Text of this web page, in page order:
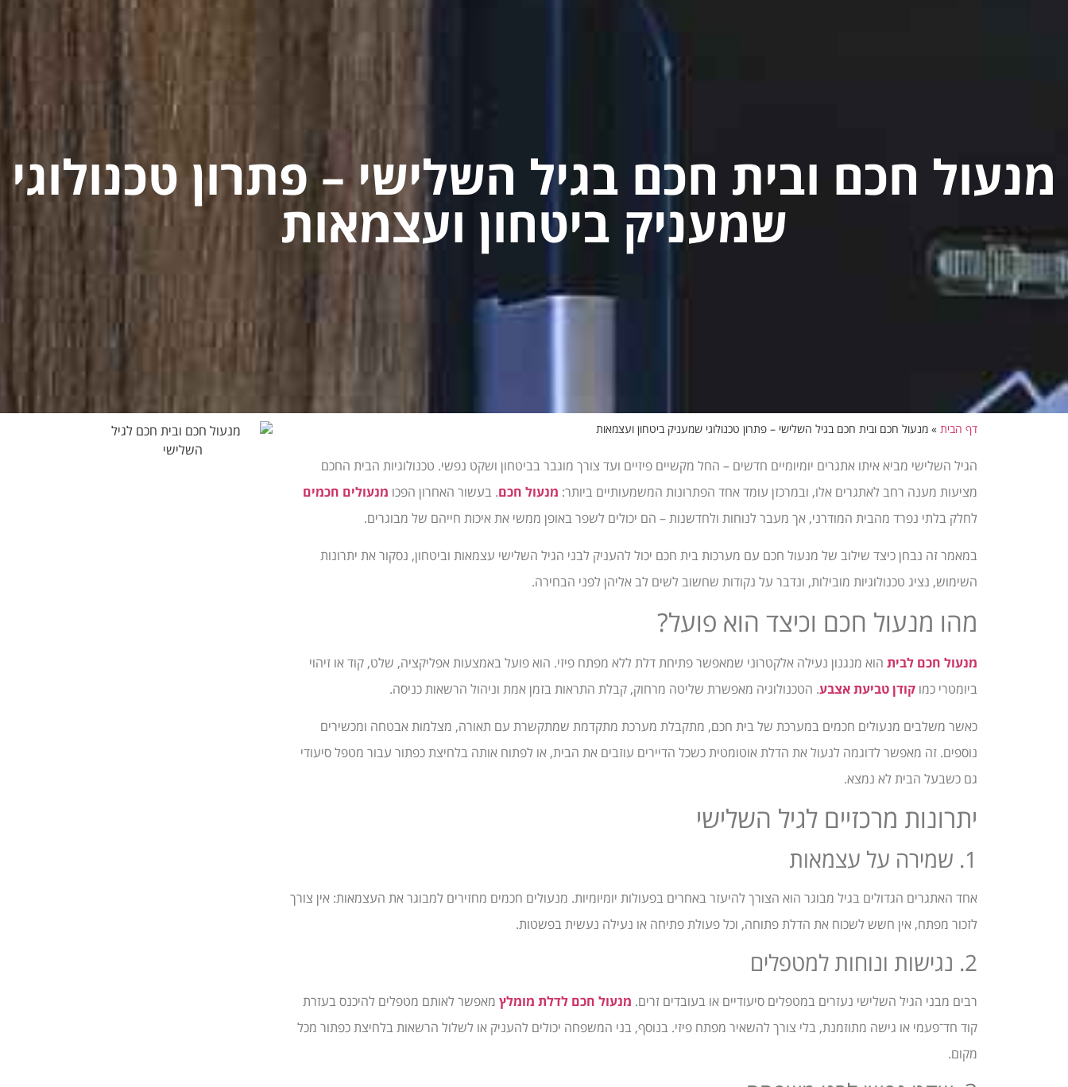
מנעול חכם ובית חכם בגיל השלישי – פתרון טכנולוגי
שמעניק ביטחון ועצמאות
דף הבית » מנעול חכם ובית חכם בגיל השלישי – פתרון טכנולוגי שמעניק ביטחון ועצמאות
הגיל השלישי מביא איתו אתגרים יומיומיים חדשים – החל מקשיים פיזיים ועד צורך מוגבר בביטחון ושקט נפשי. טכנולוגיות הבית החכם
מציעות מענה רחב לאתגרים אלו, ובמרכזן עומד אחד הפתרונות המשמעותיים ביותר: מנעול חכם. בעשור האחרון הפכו מנעולים חכמים
לחלק בלתי נפרד מהבית המודרני, אך מעבר לנוחות ולחדשנות – הם יכולים לשפר באופן ממשי את איכות חייהם של מבוגרים.
במאמר זה נבחן כיצד שילוב של מנעול חכם עם מערכות בית חכם יכול להעניק לבני הגיל השלישי עצמאות וביטחון, נסקור את יתרונות
השימוש, נציג טכנולוגיות מובילות, ונדבר על נקודות שחשוב לשים לב אליהן לפני הבחירה.
מהו מנעול חכם וכיצד הוא פועל?
מנעול חכם לבית הוא מנגנון נעילה אלקטרוני שמאפשר פתיחת דלת ללא מפתח פיזי. הוא פועל באמצעות אפליקציה, שלט, קוד או זיהוי
ביומטרי כמו קודן טביעת אצבע. הטכנולוגיה מאפשרת שליטה מרחוק, קבלת התראות בזמן אמת וניהול הרשאות כניסה.
כאשר משלבים מנעולים חכמים במערכת של בית חכם, מתקבלת מערכת מתקדמת שמתקשרת עם תאורה, מצלמות אבטחה ומכשירים
נוספים. זה מאפשר לדוגמה לנעול את הדלת אוטומטית כשכל הדיירים עוזבים את הבית, או לפתוח אותה בלחיצת כפתור עבור מטפל סיעודי
גם כשבעל הבית לא נמצא.
יתרונות מרכזיים לגיל השלישי
1. שמירה על עצמאות
אחד האתגרים הגדולים בגיל מבוגר הוא הצורך להיעזר באחרים בפעולות יומיומיות. מנעולים חכמים מחזירים למבוגר את העצמאות: אין צורך
לזכור מפתח, אין חשש לשכוח את הדלת פתוחה, וכל פעולת פתיחה או נעילה נעשית בפשטות.
2. נגישות ונוחות למטפלים
רבים מבני הגיל השלישי נעזרים במטפלים סיעודיים או בעובדים זרים. מנעול חכם לדלת מומלץ מאפשר לאותם מטפלים להיכנס בעזרת
קוד חד־פעמי או גישה מתוזמנת, בלי צורך להשאיר מפתח פיזי. בנוסף, בני המשפחה יכולים להעניק או לשלול הרשאות בלחיצת כפתור מכל
מקום.